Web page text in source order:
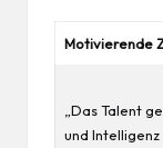
Motivierende
„Das Talent
und